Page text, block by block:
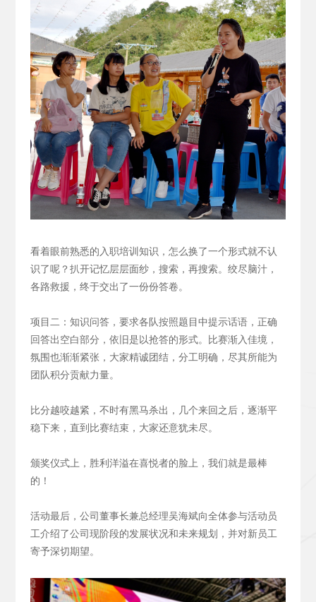
看着眼前熟悉的入职培训知识，怎么换了一个形式就不认
识了呢？扒开记忆层层面纱，搜索，再搜索。绞尽脑汁，
各路救援，终于交出了一份份答卷。
项目二：知识问答，要求各队按照题目中提示话语，正确
回答出空白部分，依旧是以抢答的形式。
比赛渐入佳境，
氛围也渐渐紧张，大家精诚团结，分工明确，尽其所能为
团队积分贡献力量。
比分越咬越紧，不时有黑马杀出，几个来回之后，逐渐平
稳下来，直到比赛结束，大家还意犹未尽。
颁奖仪式上，胜利洋溢在喜悦者的脸上，我们就是最棒
的！
活动最后，公司董事长兼总经理吴海斌向全体参与活动员
工介绍了公司现阶段的发展状况和未来规划，并对新员工
寄予深切期望。